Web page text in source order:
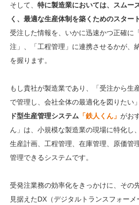
そして、 特に製造業においては、スムー
く、最適な生産体制を築くためのスター
受注した情報を、いかに迅速かつ正確に
注」、「工程管理」に連携させるかが、
を握ります。
もし貴社が製造業であり、「受注から生
で管理し、会社全体の最適化を図りたい
ド型生産管理システム 「鉄人くん」 がお
ん」は、小規模な製造業の現場に特化し
生産計画、工程管理、在庫管理、原価管
管理できるシステムです。
受発注業務の効率化をきっかけに、その
見据えたDX（デジタルトランスフォーメ